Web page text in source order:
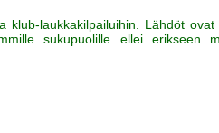
klub-laukkakilpailuihin. Lähdöt
sukupuolille ellei erikseen